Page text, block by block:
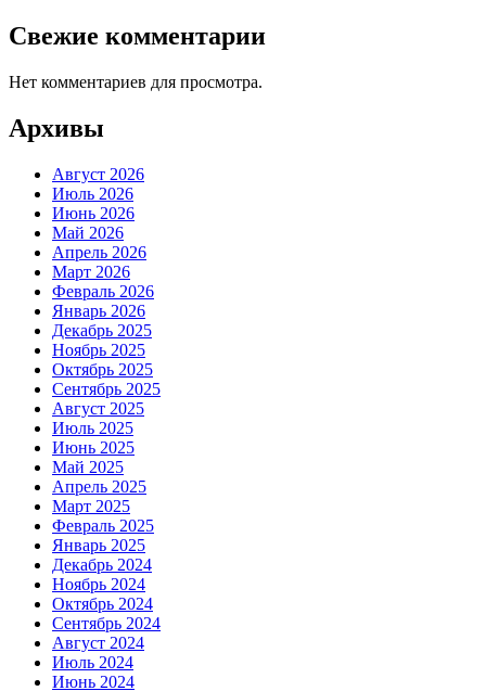
Свежие комментарии
Нет комментариев для просмотра.
Архивы
Август 2026
Июль 2026
Июнь 2026
Май 2026
Апрель 2026
Март 2026
Февраль 2026
Январь 2026
Декабрь 2025
Ноябрь 2025
Октябрь 2025
Сентябрь 2025
Август 2025
Июль 2025
Июнь 2025
Май 2025
Апрель 2025
Март 2025
Февраль 2025
Январь 2025
Декабрь 2024
Ноябрь 2024
Октябрь 2024
Сентябрь 2024
Август 2024
Июль 2024
Июнь 2024